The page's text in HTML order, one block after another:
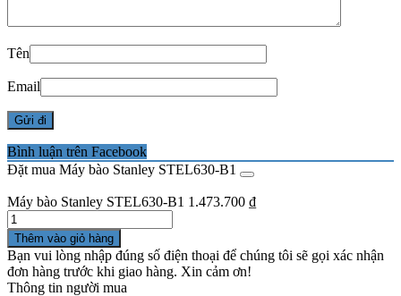
Tên
Email
Bình luận trên Facebook
Đặt mua Máy bào Stanley STEL630-B1
Máy bào Stanley STEL630-B1 1.473.700 ₫
Số
lượng
Thêm vào giỏ hàng
Bạn vui lòng nhập đúng số điện thoại để chúng tôi sẽ gọi xác nhận
đơn hàng trước khi giao hàng. Xin cảm ơn!
Thông tin người mua